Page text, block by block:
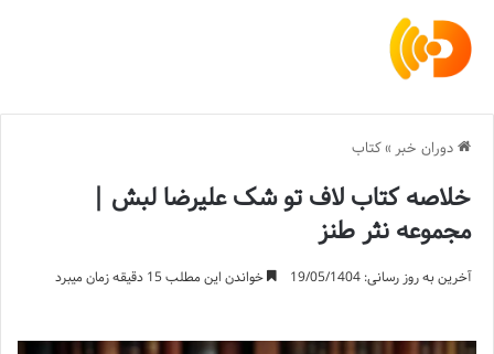
دوران خبر »کتاب
خلاصه کتاب لاف تو شک علیرضا لبش |
مجموعه نثر طنز
آخرین به روز رسانی: 19/05/1404 خواندن این مطلب 15 دقیقه زمان میبرد